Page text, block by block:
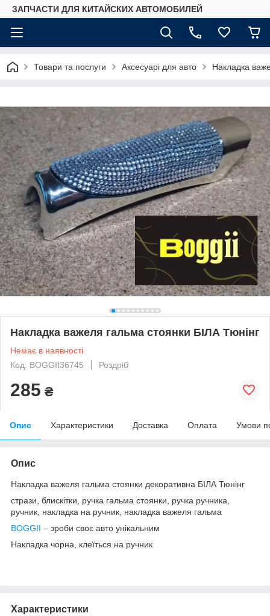
ЗАПЧАСТИ ДЛЯ КИТАЙСКИХ АВТОМОБИЛЕЙ
Товари та послуги Аксесуарі для авто Накладка
Накладка важеля гальма стоянки БІЛА Тюнінг
Немає в наявності
Код: BOGGII36745
Роздріб
285 ₴
Опис Характеристики Доставка Оплата Умови
Опис
Накладка важеля гальма стоянки декоративна БІЛА Тюнінг
стрази, блискітки, ручка гальма стоянки, ручка ручника,
ручник, накладка на ручник, накладка важеля гальма
BOGGII – зроби своє авто унікальним
Накладка чорна, клеїться на ручник
Характеристики